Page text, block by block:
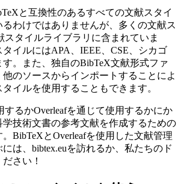
と互換性のあるすべての文献スタイ
わけではありませんが、多くの文献ス
スタイルライブラリに含まれていま
イルにはAPA、IEEE、CSE、シカゴ
。また、独自のBibTeX文献形式ファ
のソースからインポートすることによ
イルを使用することもできます。
するかOverleafを通じて使用するかにか
技術文書の参考文献を作成するための
BibTeXとOverleafを使用した文献管理
は、bibtex.euを訪れるか、私たちのド
さい！